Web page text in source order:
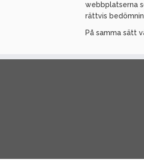
webbplatserna
rättvis
På samma sätt